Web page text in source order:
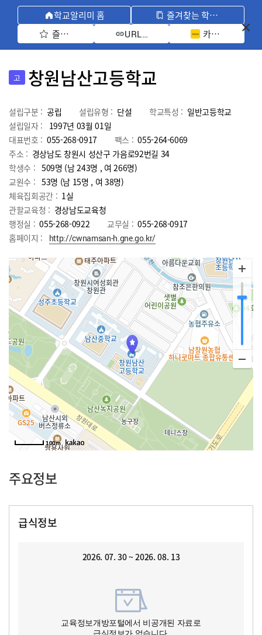
학교알리미 홈
즐겨찾는 학교 모아보기
즐겨찾기 선택
URL 복사 카카오톡 공유
고 창원남산고등학교
설립구분 : 공립 설립유형 : 단설 학교특성 : 일반고등학교
설립일자 :
1997년 03월 01일
대표번호 : 055-268-0917 팩스 : 055-264-6069
주소 : 경상남도 창원시 성산구 가음로92번길 34
학생수 : 509명 (남 243명 , 여 266명)
교원수 : 53명 (남 15명 , 여 38명)
체육집회공간 : 1실
관할교육청 : 경상남도교육청
행정실 : 055-268-0922 교무실 : 055-268-0917
홈페이지 :
http://cwnamsan-h.gne.go.kr/
100m
주요정보
급식정보
2026. 07. 30 ~ 2026. 08. 13
교육정보개방포털에서 비공개된 자료로